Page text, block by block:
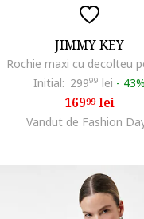
JIMMY KEY
Initial: 29999 lei - 43%
16999lei
Vandut de Fashion